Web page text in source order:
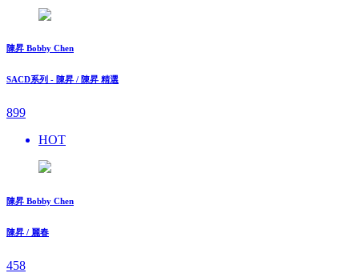
陳昇 Bobby Chen
SACD系列 - 陳昇 / 陳昇 精選
899
HOT
陳昇 Bobby Chen
陳昇 / 麗春
458